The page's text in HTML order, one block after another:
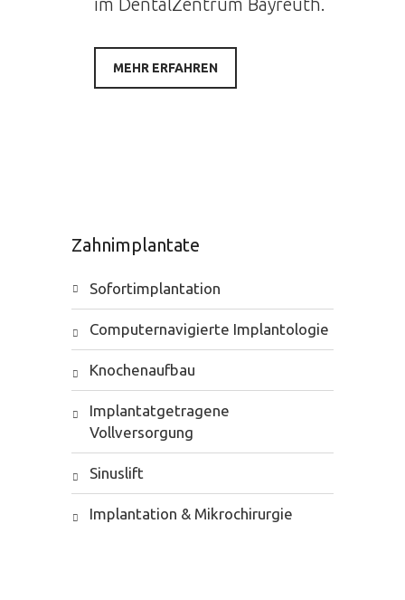
MEHR ERFAHREN
Zahnimplantate
Sofortimplantation
Computernavigierte Implantologie
Knochenaufbau
Implantatgetragene
Vollversorgung
Sinuslift
Implantation & Mikrochirurgie